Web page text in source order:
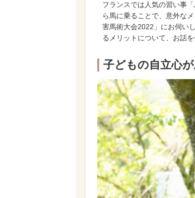
フランスでは人気の習い事
ら馬に乗ることで、意外な
害馬術大会2022」にお伺い
るメリットについて、お話を
子どもの自立心